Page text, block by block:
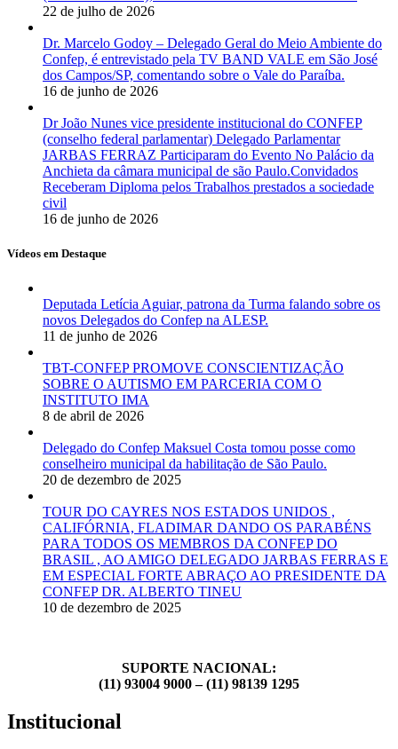
22 de julho de 2026
Dr. Marcelo Godoy – Delegado Geral do Meio Ambiente do
Confep, é entrevistado pela TV BAND VALE em São José
dos Campos/SP, comentando sobre o Vale do Paraíba.
16 de junho de 2026
Dr João Nunes vice presidente institucional do CONFEP
(conselho federal parlamentar) Delegado Parlamentar
JARBAS FERRAZ Participaram do Evento No Palácio da
Anchieta da câmara municipal de são Paulo.Convidados
Receberam Diploma pelos Trabalhos prestados a sociedade
civil
16 de junho de 2026
Vídeos em Destaque
Deputada Letícia Aguiar, patrona da Turma falando sobre os
novos Delegados do Confep na ALESP.
11 de junho de 2026
TBT-CONFEP PROMOVE CONSCIENTIZAÇÃO
SOBRE O AUTISMO EM PARCERIA COM O
INSTITUTO IMA
8 de abril de 2026
Delegado do Confep Maksuel Costa tomou posse como
conselheiro municipal da habilitação de São Paulo.
20 de dezembro de 2025
TOUR DO CAYRES NOS ESTADOS UNIDOS ,
CALIFÓRNIA, FLADIMAR DANDO OS PARABÉNS
PARA TODOS OS MEMBROS DA CONFEP DO
BRASIL , AO AMIGO DELEGADO JARBAS FERRAS E
EM ESPECIAL FORTE ABRAÇO AO PRESIDENTE DA
CONFEP DR. ALBERTO TINEU
10 de dezembro de 2025
SUPORTE NACIONAL:
(11) 93004 9000 – (11) 98139 1295
Institucional